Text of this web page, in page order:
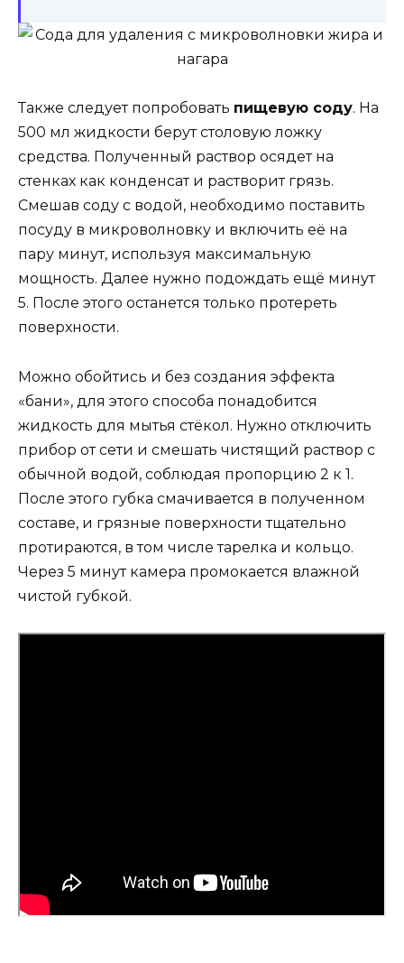
Также следует попробовать пищевую соду. На
500 мл жидкости берут столовую ложку
средства. Полученный раствор осядет на
стенках как конденсат и растворит грязь.
Смешав соду с водой, необходимо поставить
посуду в микроволновку и включить её на
пару минут, используя максимальную
мощность. Далее нужно подождать ещё минут
5. После этого останется только протереть
поверхности.
Можно обойтись и без создания эффекта
«бани», для этого способа понадобится
жидкость для мытья стёкол. Нужно отключить
прибор от сети и смешать чистящий раствор с
обычной водой, соблюдая пропорцию 2 к 1.
После этого губка смачивается в полученном
составе, и грязные поверхности тщательно
протираются, в том числе тарелка и кольцо.
Через 5 минут камера промокается влажной
чистой губкой.